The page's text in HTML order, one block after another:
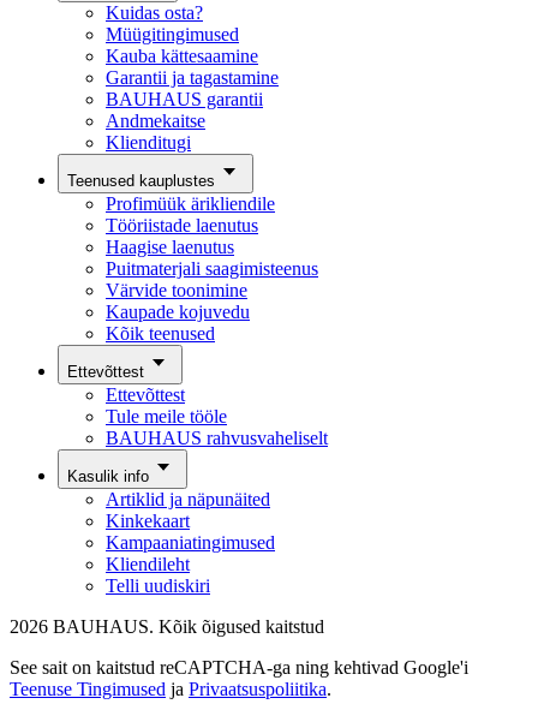
Kuidas osta?
Müügitingimused
Kauba kättesaamine
Garantii ja tagastamine
BAUHAUS garantii
Andmekaitse
Klienditugi
Teenused kauplustes
Profimüük ärikliendile
Tööriistade laenutus
Haagise laenutus
Puitmaterjali saagimisteenus
Värvide toonimine
Kaupade kojuvedu
Kõik teenused
Ettevõttest
Ettevõttest
Tule meile tööle
BAUHAUS rahvusvaheliselt
Kasulik info
Artiklid ja näpunäited
Kinkekaart
Kampaaniatingimused
Kliendileht
Telli uudiskiri
2026 BAUHAUS. Kõik õigused kaitstud
See sait on kaitstud reCAPTCHA-ga ning kehtivad Google'i
Teenuse Tingimused ja Privaatsuspoliitika.